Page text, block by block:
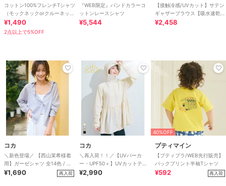
コットン100%フレンチTシャツ
（モックネックorクルーネッ
ク） [C4819]
¥1,490
2点以上で5%OFF
『WEB限定』バンドカラーコ
ットンレースシャツ
¥5,544
【接触冷感/UVカット】サテン
ギャザーブラウス【吸水速乾/
イージーケア】
¥2,458
コカ
＼新色登場／ 【西山茉希様着
用】ガーゼシャツ 全14色 / 冷
房対策
¥1,690 再入荷
コカ
＼再入荷！！／【UVパーカ
ー・UPF50＋】UVカットティ
アードパーカー 全4色
¥2,990
40%OFF
プティマイン
【プティプラ/WEB先行販売】
バックプリント半袖Tシャツ
¥592 再入荷